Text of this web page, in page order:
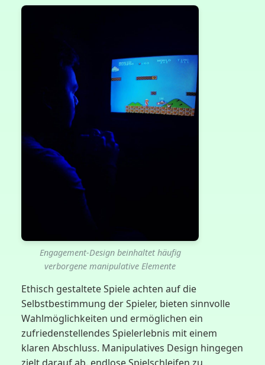
Engagement-Design beinhaltet häufig
verborgene manipulative Elemente
Ethisch gestaltete Spiele achten auf die
Selbstbestimmung der Spieler, bieten sinnvolle
Wahlmöglichkeiten und ermöglichen ein
zufriedenstellendes Spielerlebnis mit einem
klaren Abschluss. Manipulatives Design hingegen